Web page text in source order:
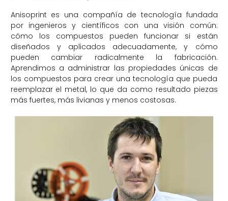
Anisoprint es una compañía de tecnología fundada
por ingenieros y científicos con una visión común:
cómo los compuestos pueden funcionar si están
diseñados y aplicados adecuadamente, y cómo
pueden cambiar radicalmente la fabricación.
Aprendimos a administrar las propiedades únicas de
los compuestos para crear una tecnología que pueda
reemplazar el metal, lo que da como resultado piezas
más fuertes, más livianas y menos costosas.